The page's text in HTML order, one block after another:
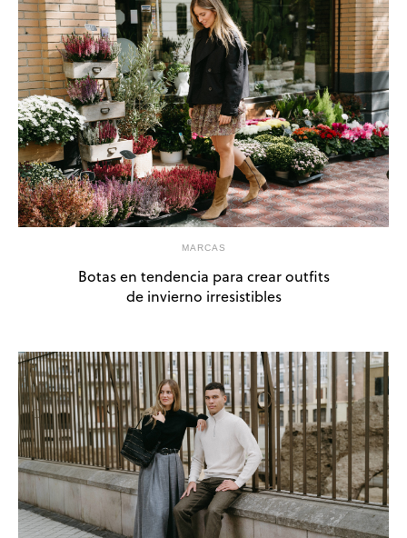
MARCAS
Botas en tendencia para crear outfits
de invierno irresistibles